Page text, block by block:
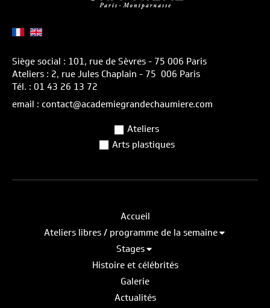
Siège social : 101, rue de Sèvres - 75 006 Paris
Ateliers : 2, rue Jules Chaplain - 75 006 Paris
Tél. : 01 43 26 13 72
email : contact@academiegrandechaumiere.com
Ateliers
Arts plastiques
Accueil
Ateliers libres / programme de la semaine
Stages
Histoire et célébrités
Galerie
Actualités